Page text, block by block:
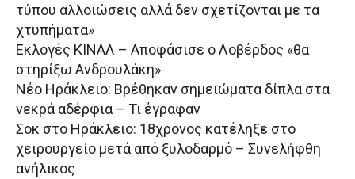
τύπου αλλοιώσεις αλλά δεν σχετίζονται με τα
χτυπήματα»
Εκλογές ΚΙΝΑΛ – Αποφάσισε ο Λοβέρδος «θα
στηρίξω Ανδρουλάκη»
Νέο Ηράκλειο: Βρέθηκαν σημειώματα δίπλα στα
νεκρά αδέρφια – Τι έγραφαν
Σοκ στο Ηράκλειο: 18χρονος κατέληξε στο
χειρουργείο μετά από ξυλοδαρμό – Συνελήφθη
ανήλικος